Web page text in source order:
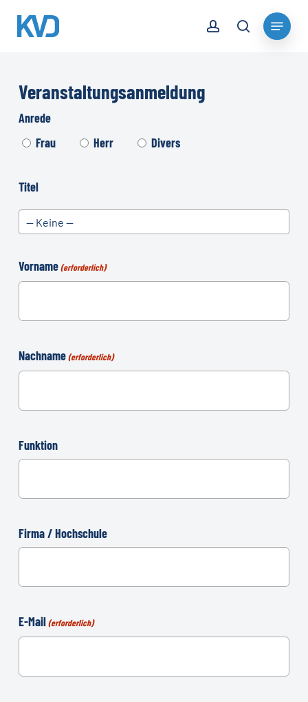
search
Menu
Veranstaltungsanmeldung
Anrede
Frau
Herr Divers
Titel
— Keine —
Vorname (erforderlich)
Nachname (erforderlich)
Funktion
Firma / Hochschule
E-Mail (erforderlich)
Close